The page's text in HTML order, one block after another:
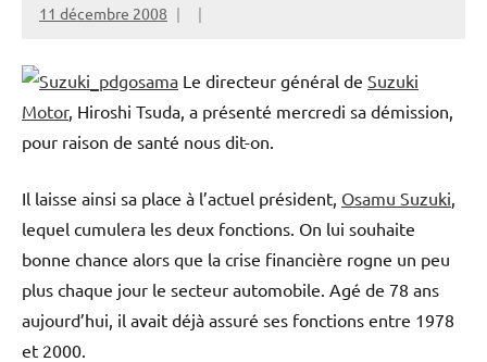
11 décembre 2008
Le directeur général de Suzuki
Motor, Hiroshi Tsuda, a présenté mercredi sa démission,
pour raison de santé nous dit-on.
Il laisse ainsi sa place à l’actuel président, Osamu Suzuki
lequel cumulera les deux fonctions. On lui souhaite
bonne chance alors que la crise financière rogne un peu
plus chaque jour le secteur automobile. Agé de 78 ans
aujourd’hui, il avait déjà assuré ses fonctions entre 1978
et 2000.